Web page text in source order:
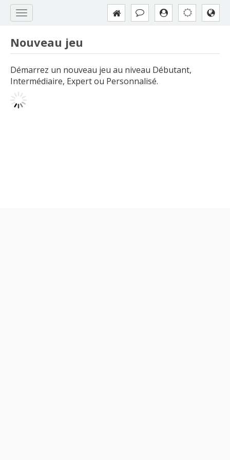
Nouveau jeu
Démarrez un nouveau jeu au niveau Débutant,
Intermédiaire, Expert ou Personnalisé.